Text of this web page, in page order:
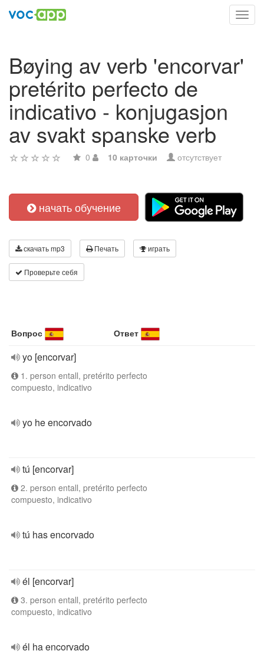
Bøying av verb 'encorvar'
pretérito perfecto de
indicativo - konjugasjon
av svakt spanske verb
0 10 карточки отсутствует
начать обучение
скачать mp3 Печать играть
Проверьте себя
Вопрос Ответ
yo [encorvar]
1. person entall, pretérito perfecto
compuesto, indicativo
yo he encorvado
tú [encorvar]
2. person entall, pretérito perfecto
compuesto, indicativo
tú has encorvado
él [encorvar]
3. person entall, pretérito perfecto
compuesto, indicativo
él ha encorvado